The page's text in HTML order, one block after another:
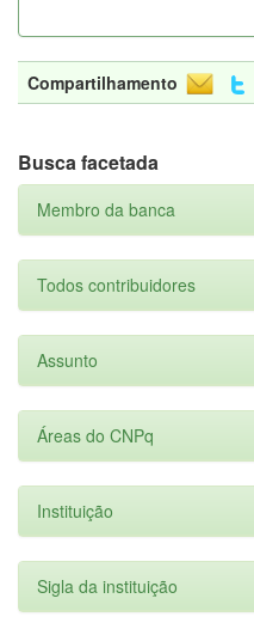
Compartilhamento
Busca facetada
Membro da banca
Todos contribuidores
Assunto
Áreas do CNPq
Instituição
Sigla da instituição